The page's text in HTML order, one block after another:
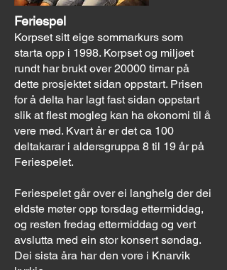
Feriespel
Korpset sitt eige sommarkurs som
starta opp i 1998. Korpset og miljøet
rundt har brukt over 20000 timar på
dette prosjektet sidan oppstart. Prisen
for å delta har lagt fast sidan oppstart
slik at flest mogleg kan ha økonomi til å
vere med. Kvart år er det ca 100
deltakarar i aldersgruppa 8 til 19 år på
Feriespelet.
Feriespelet går over ei langhelg der dei
eldste møter opp torsdag ettermiddag,
og resten fredag ettermiddag og vert
avslutta med ein stor konsert søndag.
Dei sista åra har den vore i Knarvik